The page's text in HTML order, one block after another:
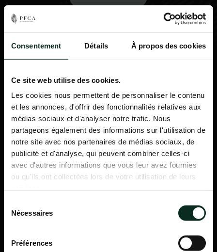
Consentement Détails À propos des cookies
Ce site web utilise des cookies.
Les cookies nous permettent de personnaliser le contenu
et les annonces, d'offrir des fonctionnalités relatives aux
médias sociaux et d'analyser notre trafic. Nous
partageons également des informations sur l'utilisation de
notre site avec nos partenaires de médias sociaux, de
publicité et d'analyse, qui peuvent combiner celles-ci
avec d'autres informations que vous leur avez fournies
ou qu'ils ont collectées lors de votre utilisation de leurs
Nécessaires
Préférences